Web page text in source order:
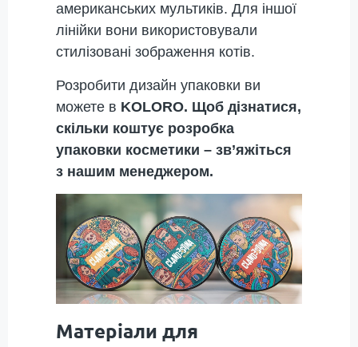
американських мультиків. Для іншої
лінійки вони використовували
стилізовані зображення котів.
Розробити дизайн упаковки ви
можете в KOLORO. Щоб дізнатися,
скільки коштує розробка
упаковки косметики – зв’яжіться
з нашим менеджером.
Матеріали для